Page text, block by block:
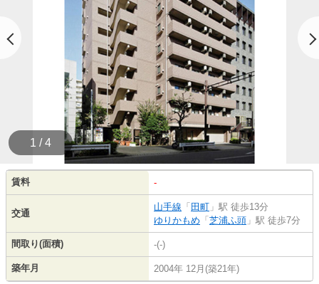
1 / 4
賃料 -
交通
山手線 「 田町 」駅 徒歩13分
ゆりかもめ 「 芝浦ふ頭 」駅 徒歩7分
間取り(面積) -(-)
築年月 2004年 12月(築21年)